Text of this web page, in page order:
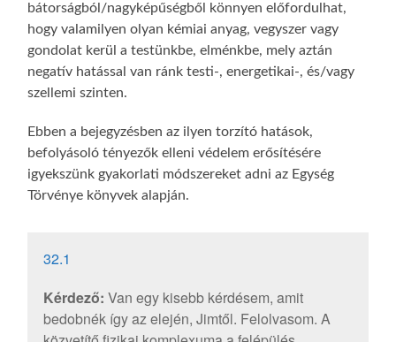
bátorságból/nagyképűségből könnyen előfordulhat,
hogy valamilyen olyan kémiai anyag, vegyszer vagy
gondolat kerül a testünkbe, elménkbe, mely aztán
negatív hatással van ránk testi-, energetikai-, és/vagy
szellemi szinten.
Ebben a bejegyzésben az ilyen torzító hatások,
befolyásoló tényezők elleni védelem erősítésére
igyekszünk gyakorlati módszereket adni az Egység
Törvénye könyvek alapján.
32.1
Kérdező: Van egy kisebb kérdésem, amit
bedobnék így az elején, Jimtől. Felolvasom. A